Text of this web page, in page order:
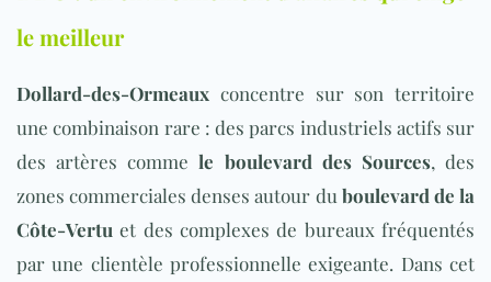
le meilleur
Dollard-des-Ormeaux concentre sur son territoire
une combinaison rare : des parcs industriels actifs sur
des artères commele boulevard des Sources, des
zones commerciales denses autour duboulevard de la
Côte-Vertu et des complexes de bureaux fréquentés
par une clientèle professionnelle exigeante. Dans cet